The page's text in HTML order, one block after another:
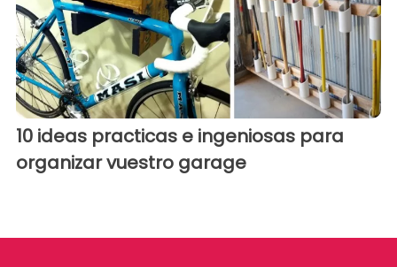
10 ideas practicas e ingeniosas para
organizar vuestro garage